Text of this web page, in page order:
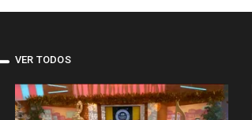
VER TODOS